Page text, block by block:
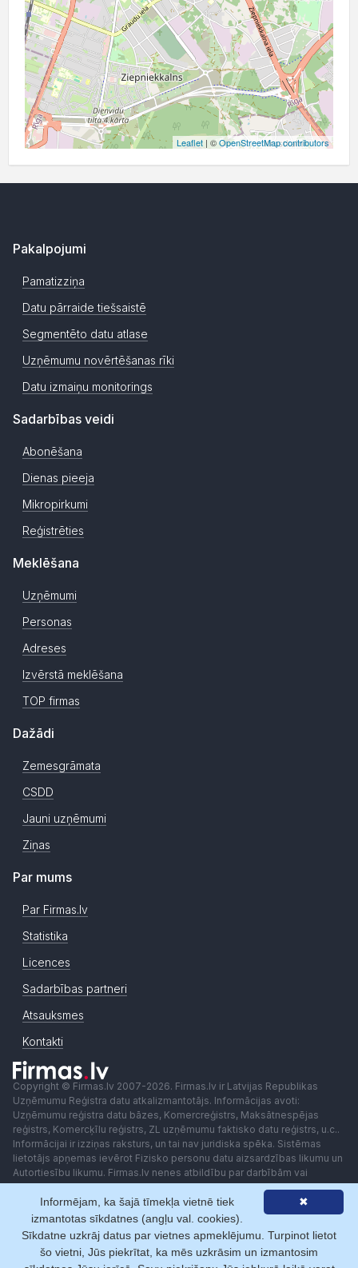
Leaflet | ©OpenStreetMap contributors
Pakalpojumi
Pamatizziņa
Datu pārraide tiešsaistē
Segmentēto datu atlase
Uzņēmumu novērtēšanas rīki
Datu izmaiņu monitorings
Sadarbības veidi
Abonēšana
Dienas pieeja
Mikropirkumi
Reģistrēties
Meklēšana
Uzņēmumi
Personas
Adreses
Izvērstā meklēšana
TOP firmas
Dažādi
Zemesgrāmata
CSDD
Jauni uzņēmumi
Ziņas
Par mums
Par Firmas.lv
Statistika
Licences
Sadarbības partneri
Atsauksmes
Kontakti
Copyright © Firmas.lv 2007-2026. Firmas.lv ir Latvijas Republikas
Uzņēmumu Reģistra datu atkalizmantotājs. Informācijas avoti:
Uzņēmumu reģistra datu bāzes, Komercreģistrs, Maksātnespējas
reģistrs, Komercķīlu reģistrs, ZL uzņēmumu faktisko datu reģistrs, u.c..
Informācijai ir izziņas raksturs, un tai nav juridiska spēka. Sistēmas
lietotājs apņemas ievērot Fizisko personu datu aizsardzības likumu un
Autortiesību likumu. Firmas.lv nenes atbildību par darbībām vai
lēmumiem, kas balstīti uz saņemto pakalpojumu. Lietotājam aizliegts
izmantot jebkādas automatizētas sistēmas vai iekārtas (robotus)
piekļuvei sistēmai bez rakstiskas saskaņošanas ar Firmas.lv. Galvenā
redaktore: Ingūna Pempere.
Lietošanas noteikumi
Privātuma politika Norēķini ar
✖
Informējam, ka šajā tīmekļa vietnē tiek
izmantotas sīkdatnes (angļu val. cookies).
Sīkdatne uzkrāj datus par vietnes apmeklējumu. Turpinot lietot
šo vietni, Jūs piekrītat, ka mēs uzkrāsim un izmantosim